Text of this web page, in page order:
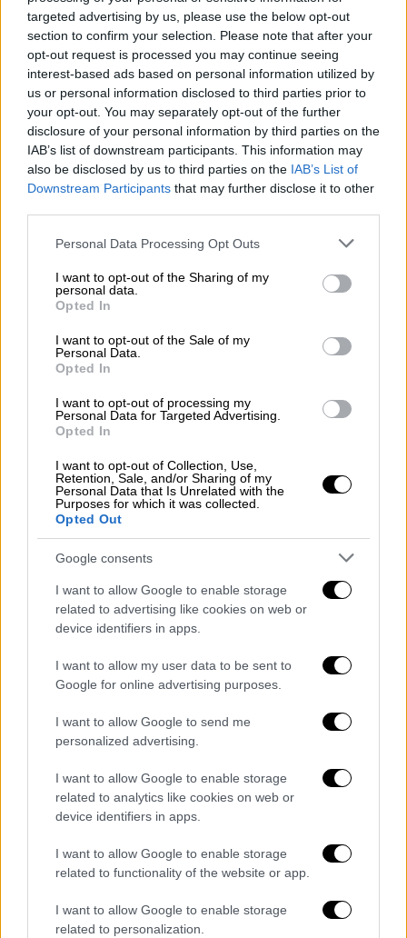
targeted advertising by us, please use the below opt-out
section to confirm your selection. Please note that after your
opt-out request is processed you may continue seeing
interest-based ads based on personal information utilized by
us or personal information disclosed to third parties prior to
your opt-out. You may separately opt-out of the further
disclosure of your personal information by third parties on the
IAB’s list of downstream participants. This information may
also be disclosed by us to third parties on the IAB’s List of
Downstream Participants that may further disclose it to other
Please note that this website/app uses one or more Google
not limited to your visit or usage behaviour. You may click to
grant or deny consent to Google and its third-party tags to
use your data for below specified purposes in below Google
consent section.
Personal Data Processing Opt Outs
I want to opt-out of the Sharing of my
personal data.
Opted In
I want to opt-out of the Sale of my
Personal Data.
Opted In
I want to opt-out of processing my
Personal Data for Targeted Advertising.
Opted In
I want to opt-out of Collection, Use,
Retention, Sale, and/or Sharing of my
Personal Data that Is Unrelated with the
Purposes for which it was collected.
Opted Out
Google consents
I want to allow Google to enable storage
related to advertising like cookies on web or
device identifiers in apps.
I want to allow my user data to be sent to
Google for online advertising purposes.
I want to allow Google to send me
personalized advertising.
I want to allow Google to enable storage
related to analytics like cookies on web or
device identifiers in apps.
I want to allow Google to enable storage
related to functionality of the website or app.
I want to allow Google to enable storage
related to personalization.
αποκλειστικά τον φορολογούμενοκαι δεν
δύναται το τυχόν πλεονάζον ποσό να
χρησιμοποιηθεί από τον άλλο σύζυγο ή
μέλος συμφώνου συμβίωσης.
Σύμφωνα με την απόφαση οι αποδείξεις που
αφαιρούνται κατά 30% από το φορολογητέο
εισόδημα είναι:
Κτηνιατρικές υπηρεσίες
συντηρητή θέρμανσης
Εργασίες ηλεκτρολόγου
Εργασίες μόνωσης, τοιχοποιίας,
Εργασίες ξυλουργού
Εργασίας τοποθεσίας στέγης και
παραθύρων λαμαρίνας κλπ
Εργασίας σκυροδέματος
Υπηρεσίες ταξί
Κομμωτήρια, κουρεία και καταστήματα
ομορφιάς
Υπηρεσίες κηδειών
Υπηρεσίες μασάζ
Υπηρεσίες φυσικής ευεξίας
Υπηρεσίες καθαρισμού και οικιακές
υπηρεσίες
Ανάπτυξη φωτογραφιών
Σχολές χορού
Γυμναστήρια και δραστηριότητες
Διάφορες υπηρεσίες ελεύθερου χρόνου
Προσωπική φροντίδα και νοσηλεία
(εξαιρούνται νοσοκομειακές
δραστηριότητες)
Νομικές υπηρεσίες
Υπηρεσίες φροντίδας παιδιών
Ποιες αποδείξεις θα μετράνε διπλά
Επίσης μια σειρά απόαποδείξεις σε ιατρικές